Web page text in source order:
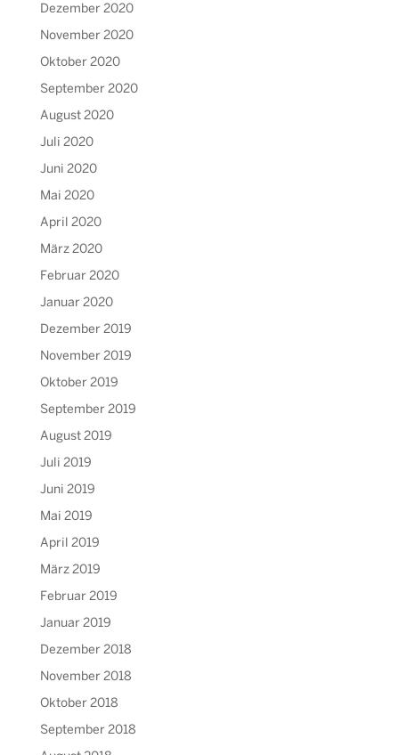
Dezember 2020
November 2020
Oktober 2020
September 2020
August 2020
Juli 2020
Juni 2020
Mai 2020
April 2020
März 2020
Februar 2020
Januar 2020
Dezember 2019
November 2019
Oktober 2019
September 2019
August 2019
Juli 2019
Juni 2019
Mai 2019
April 2019
März 2019
Februar 2019
Januar 2019
Dezember 2018
November 2018
Oktober 2018
September 2018